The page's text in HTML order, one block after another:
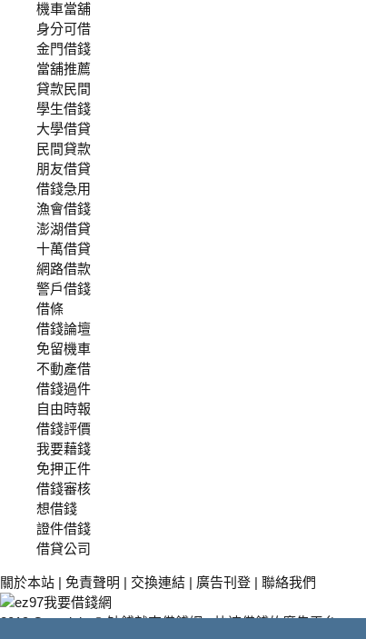
機車當舖
身分可借
金門借錢
當舖推薦
貸款民間
學生借錢
大學借貸
民間貸款
朋友借貸
借錢急用
漁會借錢
澎湖借貸
十萬借貸
網路借款
警戶借錢
借條
借錢論壇
免留機車
不動產借
借錢過件
自由時報
借錢評價
我要藉錢
免押正件
借錢審核
想借錢
證件借錢
借貸公司
關於本站 | 免責聲明 | 交換連結 | 廣告刊登 | 聯絡我們
2019 Copyright © 缺錢就來借錢網 - 快速借錢的廣告平台